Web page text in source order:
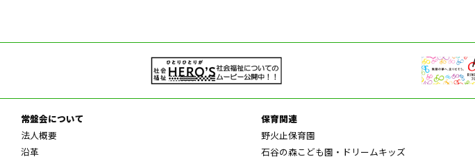
常盤会について
法人概要
沿革
保育関連
野火止保育園
石谷の森こども園・ドリームキッズ